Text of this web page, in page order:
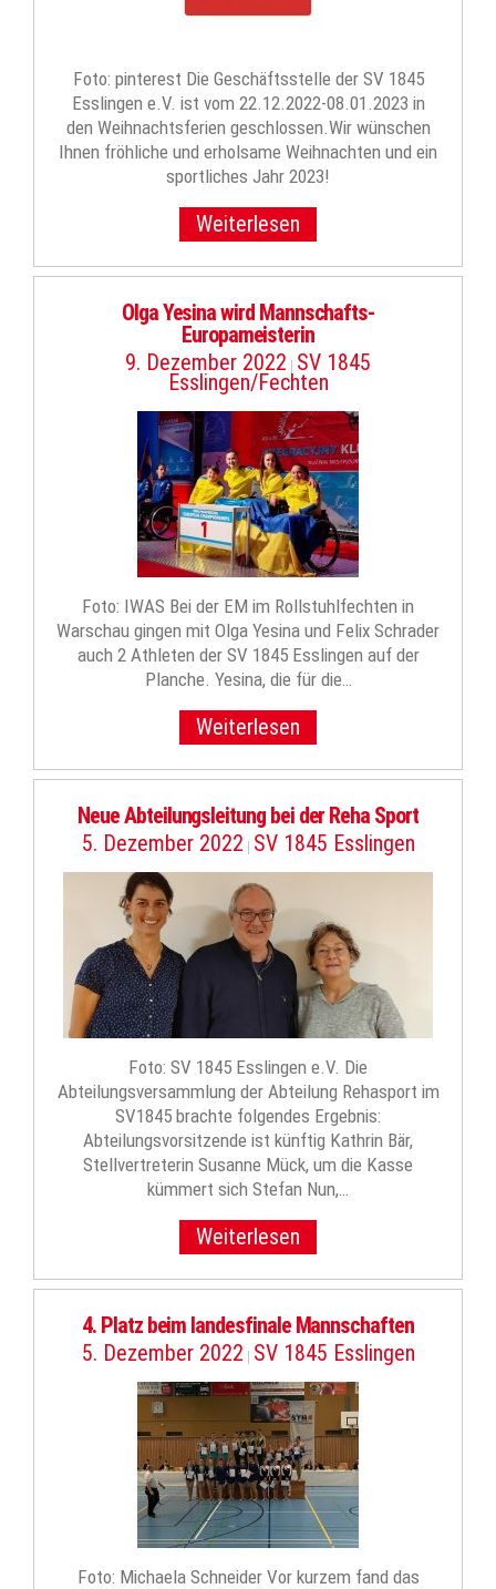
Foto: pinterest Die Geschäftsstelle der SV 1845
Esslingen e.V. ist vom 22.12.2022-08.01.2023 in
den Weihnachtsferien geschlossen.Wir wünschen
Ihnen fröhliche und erholsame Weihnachten und ein
sportliches Jahr 2023!
Weiterlesen
Olga Yesina wird Mannschafts-
Europameisterin
9. Dezember 2022 | SV 1845
Esslingen/Fechten
Foto: IWAS Bei der EM im Rollstuhlfechten in
Warschau gingen mit Olga Yesina und Felix Schrader
auch 2 Athleten der SV 1845 Esslingen auf der
Planche. Yesina, die für die…
Weiterlesen
Neue Abteilungsleitung bei der Reha Sport
5. Dezember 2022 | SV 1845 Esslingen
Foto: SV 1845 Esslingen e.V. Die
Abteilungsversammlung der Abteilung Rehasport im
SV1845 brachte folgendes Ergebnis:
Abteilungsvorsitzende ist künftig Kathrin Bär,
Stellvertreterin Susanne Mück, um die Kasse
kümmert sich Stefan Nun,…
Weiterlesen
4. Platz beim landesfinale Mannschaften
5. Dezember 2022 | SV 1845 Esslingen
Foto: Michaela Schneider Vor kurzem fand das